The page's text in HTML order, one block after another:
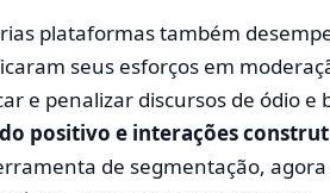
plataformas também
seus esforços em
e penalizar discursos de ódio
positivo e interações
de segmentação,